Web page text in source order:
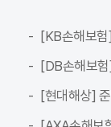
[KB손해보
[DB손해보
[현대해상]